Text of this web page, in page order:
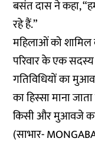
बसंत दास ने कहा,
रहे हैं.”
महिलाओं को
परिवार के एक
गतिविधियों का
का हिस्सा माना
किसी और मुआवजे का
(साभार-